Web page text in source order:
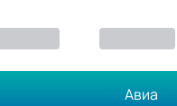
Авиа